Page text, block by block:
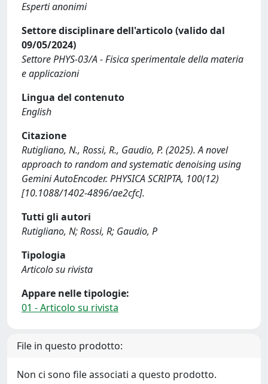
Esperti anonimi
Settore disciplinare dell'articolo (valido dal
09/05/2024)
Settore PHYS-03/A - Fisica sperimentale della materia
e applicazioni
Lingua del contenuto
English
Citazione
Rutigliano, N., Rossi, R., Gaudio, P. (2025). A novel
approach to random and systematic denoising using
Gemini AutoEncoder. PHYSICA SCRIPTA, 100(12)
[10.1088/1402-4896/ae2cfc].
Tutti gli autori
Rutigliano, N; Rossi, R; Gaudio, P
Tipologia
Articolo su rivista
Appare nelle tipologie:
01 - Articolo su rivista
File in questo prodotto:
Non ci sono file associati a questo prodotto.